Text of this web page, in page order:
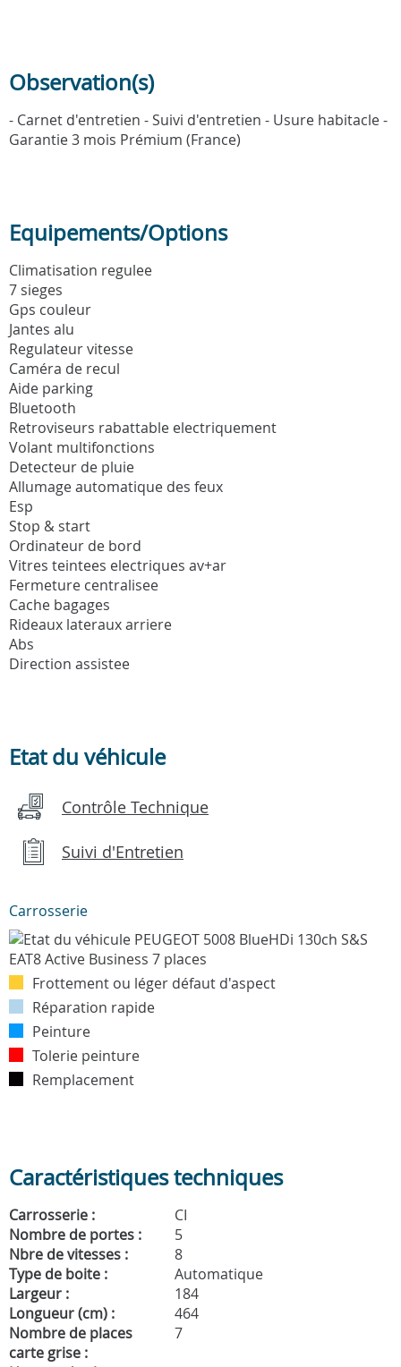
Observation(s)
- Carnet d'entretien - Suivi d'entretien - Usure habitacle -
Garantie 3 mois Prémium (France)
Equipements/Options
Climatisation regulee
7 sieges
Gps couleur
Jantes alu
Regulateur vitesse
Caméra de recul
Aide parking
Bluetooth
Retroviseurs rabattable electriquement
Volant multifonctions
Detecteur de pluie
Allumage automatique des feux
Esp
Stop & start
Ordinateur de bord
Vitres teintees electriques av+ar
Fermeture centralisee
Cache bagages
Rideaux lateraux arriere
Abs
Direction assistee
Etat du véhicule
Contrôle Technique
Suivi d'Entretien
Carrosserie
Frottement ou léger défaut d'aspect
Réparation rapide
Peinture
Tolerie peinture
Remplacement
Caractéristiques techniques
Carrosserie :
CI
Nombre de portes :
5
Nbre de vitesses :
8
Type de boite :
Automatique
Largeur :
184
Longueur (cm) :
464
Nombre de places
carte grise :
7